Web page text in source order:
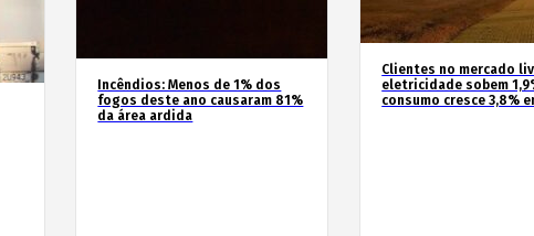
Incêndios: Menos de 1% dos
fogos deste ano causaram 81%
da área ardida
Clientes no mercado
eletricidade sobem
consumo cresce 3,8%